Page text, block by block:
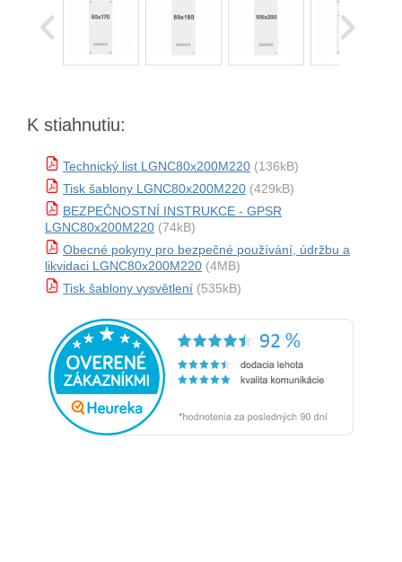
K stiahnutiu:
Technický list LGNC80x200M220 (136kB)
Tisk šablony LGNC80x200M220 (429kB)
BEZPEČNOSTNÍ INSTRUKCE - GPSR
LGNC80x200M220 (74kB)
Obecné pokyny pro bezpečné používání, údržbu a
likvidaci LGNC80x200M220 (4MB)
Tisk šablony vysvětlení (535kB)